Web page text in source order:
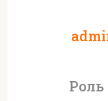
Роль